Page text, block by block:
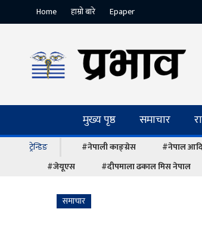
Home हाम्रो बारे Epaper
मुख्य पृष्ठ समाचार
ट्रेन्डिङ #नेपाली काङ्ग्रेस #नेपाल
#जेयूएस
#दीपमाला ढकाल मिस नेपाल
समाचार